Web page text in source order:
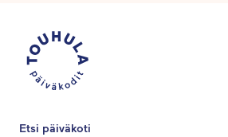
Etsi päiväkoti